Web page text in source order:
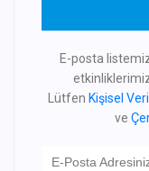
E-posta
Lütfen Kişisel
ve
E-Posta